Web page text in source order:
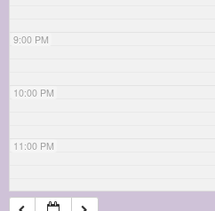
9:00 PM
10:00 PM
11:00 PM